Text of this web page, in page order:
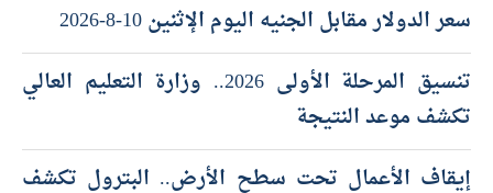
سعر الدولار مقابل الجنيه اليوم الإثنين 10-8-2026
تنسيق المرحلة الأولى 2026.. وزارة التعليم العالي
تكشف موعد النتيجة
إيقاف الأعمال تحت سطح الأرض.. البترول تكشف